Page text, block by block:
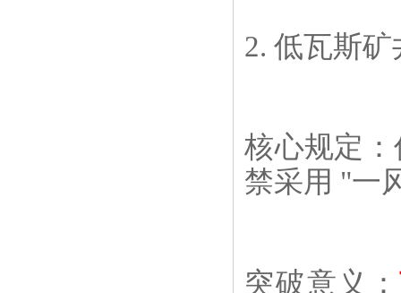
2. 低瓦斯
核心规定
禁采用 "一
突破意义：